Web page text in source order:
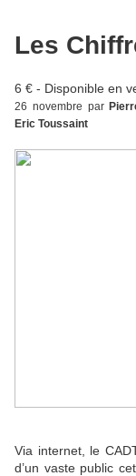
Les
6 € - Disponible en
26 novembre par
Eric Toussaint
Via internet, le
d’un vaste public